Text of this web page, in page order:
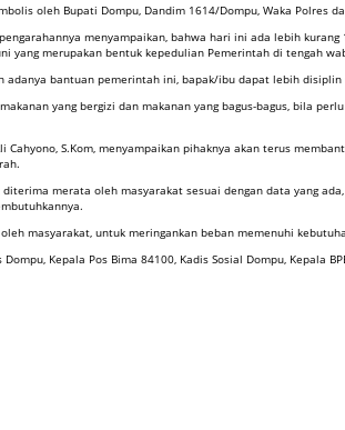
oleh Bupati Dompu, Dandim 1614/Dompu, Waka Polres
menyampaikan, bahwa hari ini ada lebih
yang merupakan bentuk kepedulian Pemerintah di tengah
adanya bantuan pemerintah ini, bapak/ibu dapat lebih
yang bergizi dan makanan yang bagus-bagus, bila
Cahyono, S.Kom, menyampaikan pihaknya akan terus
merata oleh masyarakat sesuai dengan data yang
masyarakat, untuk meringankan beban memenuhi
Kepala Pos Bima 84100, Kadis Sosial Dompu, Kepala